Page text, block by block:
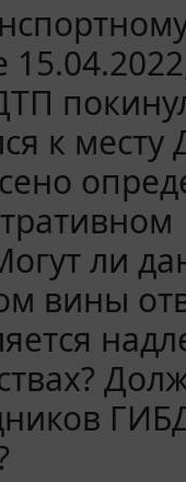
к месту
ли
вины